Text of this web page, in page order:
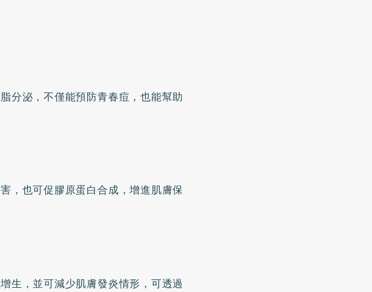
分泌，不僅能預防青春痘，也能幫助
，也可促膠原蛋白合成，增進肌膚保
生，並可減少肌膚發炎情形，可透過